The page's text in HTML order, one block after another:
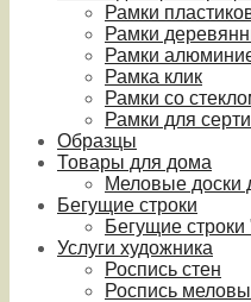
Рамки
Рамки
Рамки
Рамка клик
Рамки со
Рамки для
Образцы
Товары для дома
Меловые доски
Бегущие строки
Бегущие
Услуги художника
Роспись стен
Роспись